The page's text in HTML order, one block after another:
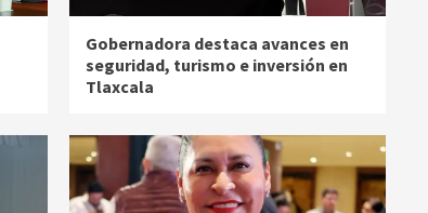
Gobernadora destaca avances en
seguridad, turismo e inversión en
Tlaxcala